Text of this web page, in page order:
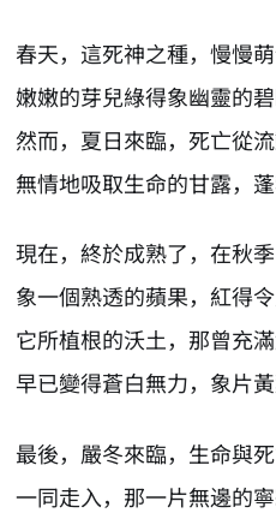
春天，這死神之種，慢慢萌
嫩嫩的芽兒綠得象幽靈的碧
然而，夏日來臨，死亡從
無情地吸取生命的甘露，蓬
現在，終於成熟了，在秋
象一個熟透的蘋果，紅得令
它所植根的沃土，那曾充滿
早已變得蒼白無力，象片
最後，嚴冬來臨，生命與
一同走入，那一片無邊的寧